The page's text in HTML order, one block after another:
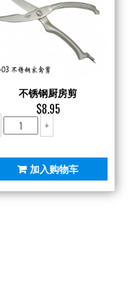
不锈钢厨房剪
$8.95
锈
房
剪
+
加入购物车